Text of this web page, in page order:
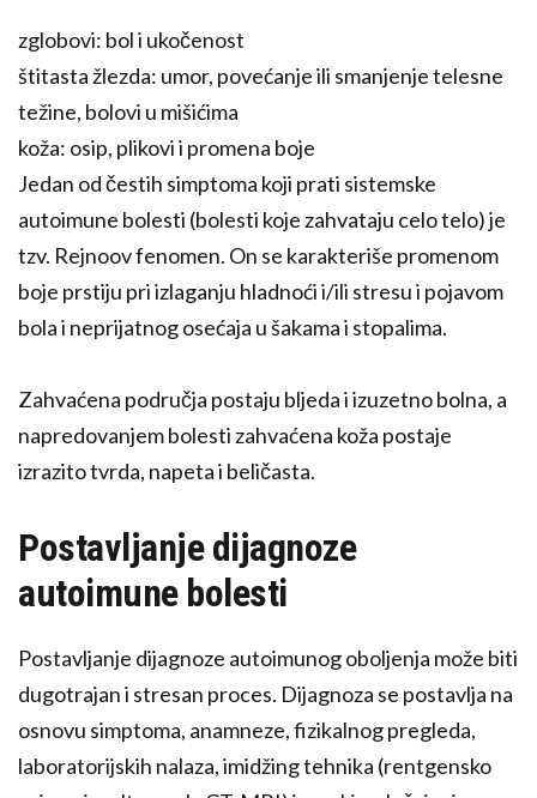
zglobovi: bol i ukočenost
štitasta žlezda: umor, povećanje ili smanjenje telesne
težine, bolovi u mišićima
koža: osip, plikovi i promena boje
Jedan od čestih simptoma koji prati sistemske
autoimune bolesti (bolesti koje zahvataju celo telo) je
tzv. Rejnoov fenomen. On se karakteriše promenom
boje prstiju pri izlaganju hladnoći i/ili stresu i pojavom
bola i neprijatnog osećaja u šakama i stopalima.
Zahvaćena područja postaju bljeda i izuzetno bolna, a
napredovanjem bolesti zahvaćena koža postaje
izrazito tvrda, napeta i beličasta.
Postavljanje dijagnoze
autoimune bolesti
Postavljanje dijagnoze autoimunog oboljenja može biti
dugotrajan i stresan proces. Dijagnoza se postavlja na
osnovu simptoma, anamneze, fizikalnog pregleda,
laboratorijskih nalaza, imidžing tehnika (rentgensko